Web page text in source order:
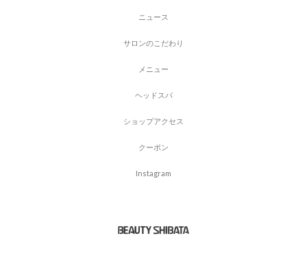
ニ ュ ー ス
サ ロ ンのこ だわり
メ ニ ュ ー
ヘッ ド ス パ
シ ョ ッ プアク セ ス
ク ーポン
Instagram